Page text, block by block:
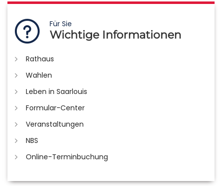
Für Sie
Wichtige Informationen
Rathaus
Wahlen
Leben in Saarlouis
Formular-Center
Veranstaltungen
NBS
Online-Terminbuchung